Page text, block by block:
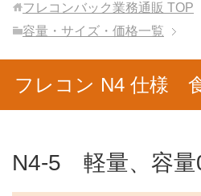
フレコンバック業務通販 TOP
容量・サイズ・価格一覧
フレコン N4 仕様
N4-5 軽量、容量